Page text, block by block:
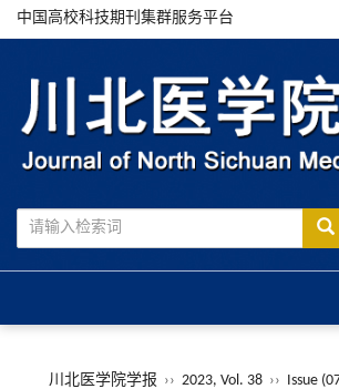
中国高校科技期刊集群服务平台
川北医学院学报 ›› 2023, Vol. 38 ›› Issue